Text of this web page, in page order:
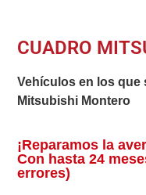
CUADRO
Vehículos en los que
Mitsubishi Montero
¡Reparamos la
Con hasta 24
errores)